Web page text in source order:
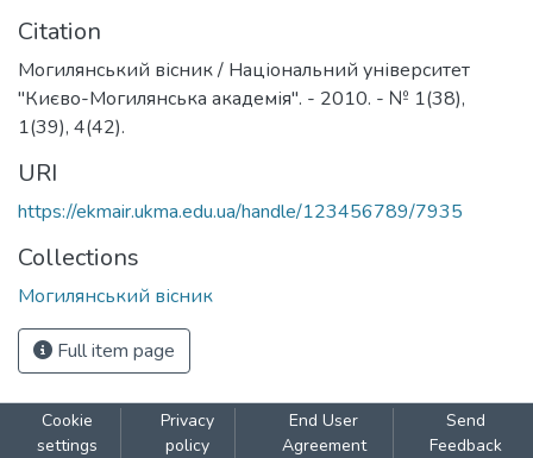
Citation
Могилянський вісник / Національний університет
"Києво-Могилянська академія". - 2010. - № 1(38),
1(39), 4(42).
URI
https://ekmair.ukma.edu.ua/handle/123456789/7935
Collections
Могилянський вісник
Full item page
Cookie
settings
Privacy
policy
End User
Agreement
Send
Feedback